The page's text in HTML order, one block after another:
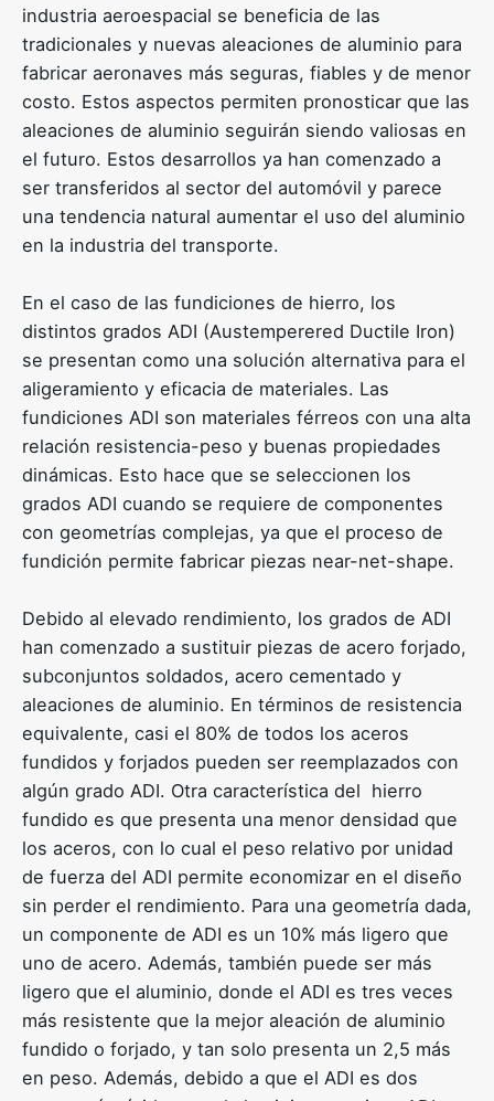
industria aeroespacial se beneficia de las
tradicionales y nuevas aleaciones de aluminio para
fabricar aeronaves más seguras, fiables y de menor
costo. Estos aspectos permiten pronosticar que las
aleaciones de aluminio seguirán siendo valiosas en
el futuro. Estos desarrollos ya han comenzado a
ser transferidos al sector del automóvil y parece
una tendencia natural aumentar el uso del aluminio
en la industria del transporte.
En el caso de las fundiciones de hierro, los
distintos grados ADI (Austemperered Ductile Iron)
se presentan como una solución alternativa para el
aligeramiento y eficacia de materiales. Las
fundiciones ADI son materiales férreos con una alta
relación resistencia-peso y buenas propiedades
dinámicas. Esto hace que se seleccionen los
grados ADI cuando se requiere de componentes
con geometrías complejas, ya que el proceso de
fundición permite fabricar piezas near-net-shape.
Debido al elevado rendimiento, los grados de ADI
han comenzado a sustituir piezas de acero forjado,
subconjuntos soldados, acero cementado y
aleaciones de aluminio. En términos de resistencia
equivalente, casi el 80% de todos los aceros
fundidos y forjados pueden ser reemplazados con
algún grado ADI. Otra característica del hierro
fundido es que presenta una menor densidad que
los aceros, con lo cual el peso relativo por unidad
de fuerza del ADI permite economizar en el diseño
sin perder el rendimiento. Para una geometría dada,
un componente de ADI es un 10% más ligero que
uno de acero. Además, también puede ser más
ligero que el aluminio, donde el ADI es tres veces
más resistente que la mejor aleación de aluminio
fundido o forjado, y tan solo presenta un 2,5 más
en peso. Además, debido a que el ADI es dos